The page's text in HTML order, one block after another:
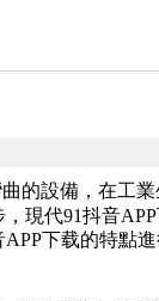
的設備，在工
現代91抖音
下载的特點